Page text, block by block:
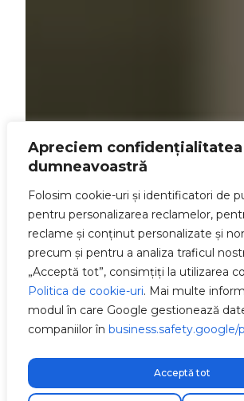
Apreciem confidențialitatea
dumneavoastră
Folosim cookie-uri și identificatori de
pentru personalizarea reclamelor,
reclame și conținut personalizate și
precum și pentru a analiza traficul
„Acceptă tot”, consimțiți la utilizarea
Politica de cookie-uri. Mai multe
modul în care Google gestionează
companiilor în business.safety.google/
Acceptă tot